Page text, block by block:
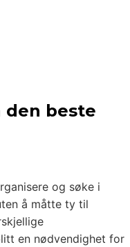
den beste
og søke i
å måtte ty til
en nødvendighet for